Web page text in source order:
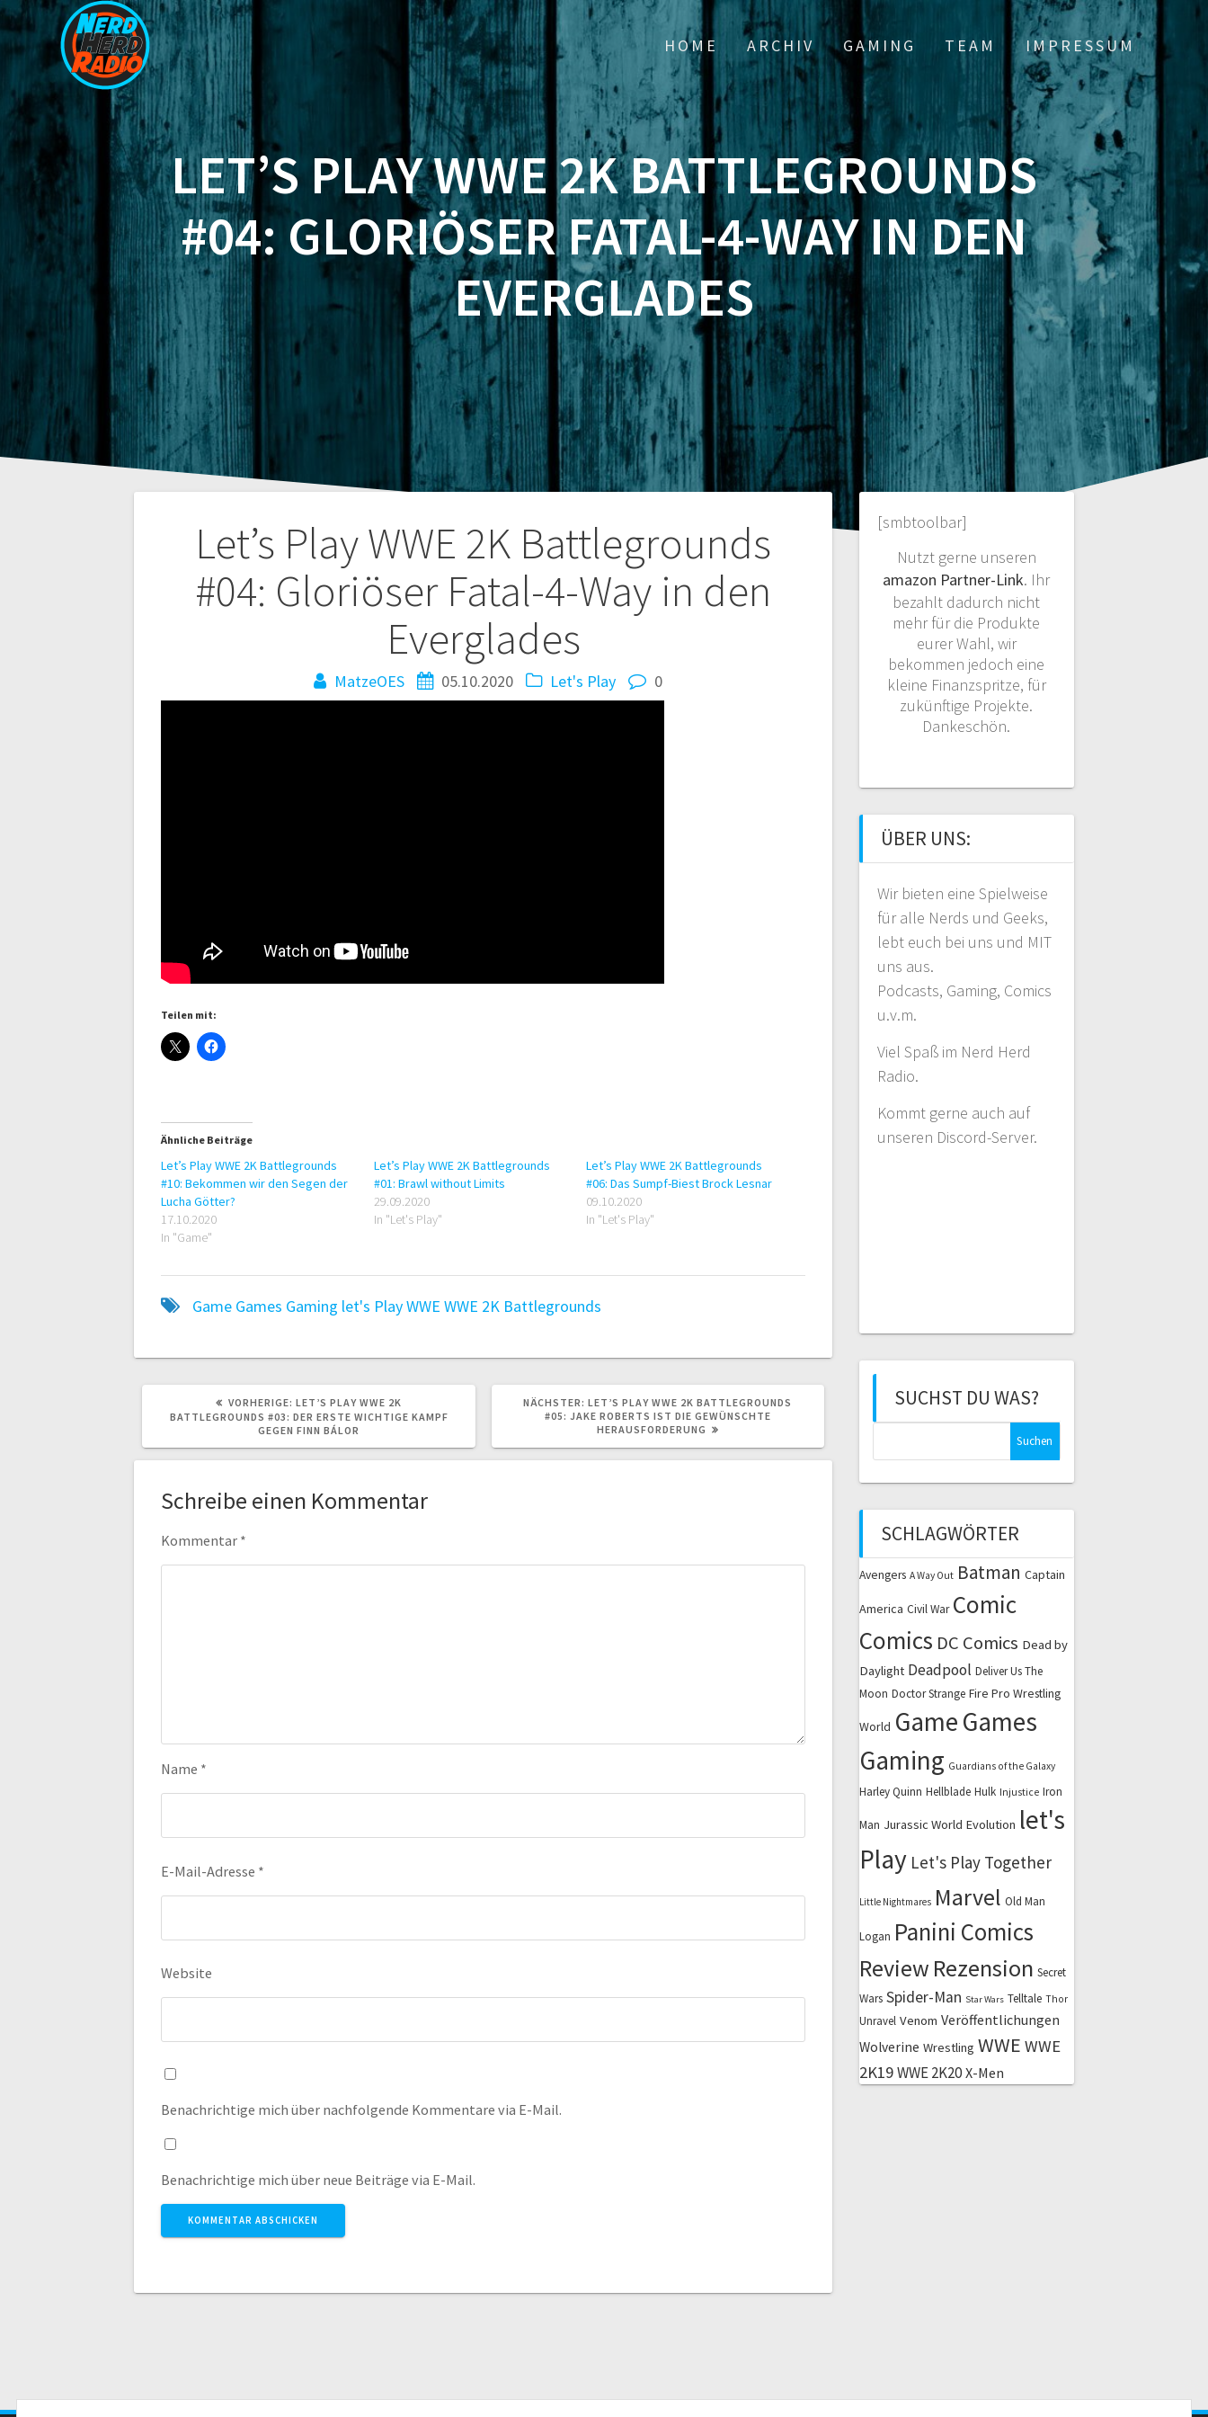
Zum
Inhalt
springen
HOME ARCHIV GAMING TEAM IMPRESSUM
LET’S PLAY WWE 2K BATTLEGROUNDS
#04: GLORIÖSER FATAL-4-WAY IN DEN
EVERGLADES
Let’s Play WWE 2K Battlegrounds
#04: Gloriöser Fatal-4-Way in den
Everglades
MatzeOES 05.10.2020 Let's Play 0
Teilen mit:
Ähnliche Beiträge
Let’s Play WWE 2K Battlegrounds
#10: Bekommen wir den Segen der
Lucha Götter?
17.10.2020
In "Game"
Let’s Play WWE 2K Battlegrounds
#01: Brawl without Limits
29.09.2020
In "Let's Play"
Let’s Play WWE 2K Battlegrounds
#06: Das Sumpf-Biest Brock Lesnar
09.10.2020
In "Let's Play"
Game Games Gaming let's PlayWWE WWE 2K Battlegrounds
Beitragsnavigation
VORHERIGE: VORHERIGER
BEITRAG:
LET’S PLAY WWE 2K
BATTLEGROUNDS #03: DER ERSTE WICHTIGE KAMPF
GEGEN FINN BÁLOR
NÄCHSTER: NÄCHSTER
BEITRAG:
LET’S PLAY WWE 2K BATTLEGROUNDS
#05: JAKE ROBERTS IST DIE GEWÜNSCHTE
HERAUSFORDERUNG
Schreibe einen Kommentar
Kommentar *
Name *
E-Mail-Adresse *
Website
Benachrichtige mich über nachfolgende Kommentare via E-Mail.
Benachrichtige mich über neue Beiträge via E-Mail.
[smbtoolbar]
Nutzt gerne unseren
amazon Partner-Link. Ihr
bezahlt dadurch nicht
mehr für die Produkte
eurer Wahl, wir
bekommen jedoch eine
kleine Finanzspritze, für
zukünftige Projekte.
Dankeschön.
ÜBER UNS:
Wir bieten eine Spielweise
für alle Nerds und Geeks,
lebt euch bei uns und MIT
uns aus.
Podcasts, Gaming, Comics
u.v.m.
Viel Spaß im Nerd Herd
Radio.
Kommt gerne auch auf
unseren Discord-Server.
SUCHST DU WAS?
SCHLAGWÖRTER
Avengers A Way Out Batman Captain
America Civil War Comic
Comics DC Comics Dead by
Daylight Deadpool Deliver Us The
Moon Doctor Strange Fire Pro Wrestling
World GameGames
Gaming Guardians of the Galaxy
Harley Quinn Hellblade Hulk Injustice Iron
Man Jurassic World Evolution let's
Play Let's Play Together
Little Nightmares Marvel Old Man
Logan Panini Comics
Review Rezension Secret
Wars Spider-Man Star Wars Telltale Thor
Unravel Venom Veröffentlichungen
Wolverine Wrestling WWE WWE
2K19WWE 2K20 X-Men